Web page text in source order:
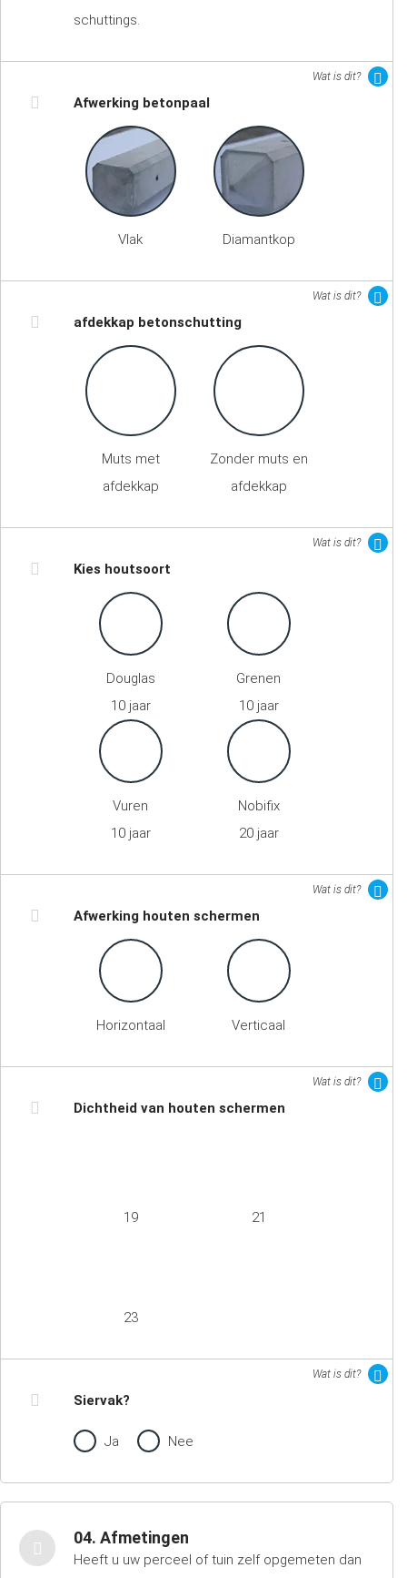
schuttings.
Wat is dit?
Afwerking betonpaal
Vlak Diamantkop
Wat is dit?
afdekkap betonschutting
Muts met
afdekkap
Zonder muts en
afdekkap
Wat is dit?
Kies houtsoort
Douglas
10 jaar
Grenen
10 jaar
Vuren
10 jaar
Nobifix
20 jaar
Wat is dit?
Afwerking houten schermen
Horizontaal Verticaal
Wat is dit?
Dichtheid van houten schermen
19 21
23
Wat is dit?
Siervak?
Ja Nee
04. Afmetingen
Heeft u uw perceel of tuin zelf opgemeten dan